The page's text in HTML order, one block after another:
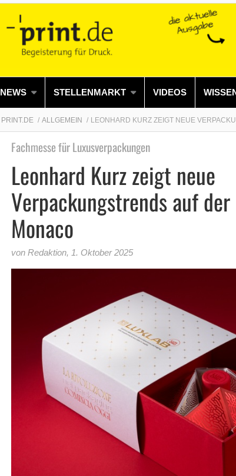
NEWS STELLENMARKT VIDEOS
PRINT.DE ALLGEMEIN LEONHARD KURZ ZEIGT NEUE
Fachmesse für Luxusverpackungen
Leonhard Kurz zeigt neue
Verpackungstrends auf der
Monaco
von Redaktion, 1. Oktober 2025